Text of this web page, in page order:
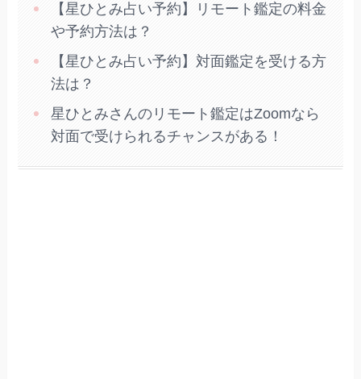
【星ひとみ占い予約】リモート鑑定の料金
や予約方法は？
【星ひとみ占い予約】対面鑑定を受ける方
法は？
星ひとみさんのリモート鑑定はZoomなら
対面で受けられるチャンスがある！